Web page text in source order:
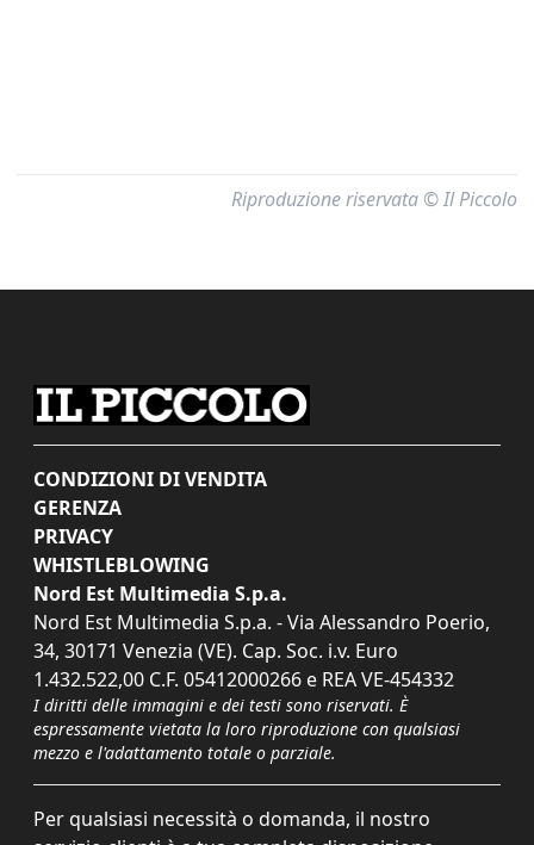
Riproduzione riservata © Il Piccolo
CONDIZIONI DI VENDITA
GERENZA
PRIVACY
WHISTLEBLOWING
Nord Est Multimedia S.p.a.
Nord Est Multimedia S.p.a. - Via Alessandro Poerio,
34, 30171 Venezia (VE). Cap. Soc. i.v. Euro
1.432.522,00 C.F. 05412000266 e REA VE-454332
I diritti delle immagini e dei testi sono riservati. È
espressamente vietata la loro riproduzione con qualsiasi
mezzo e l'adattamento totale o parziale.
Per qualsiasi necessità o domanda, il nostro